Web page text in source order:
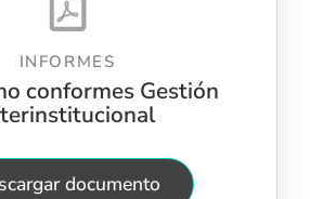
INFORMES
conformes Gestión
documento